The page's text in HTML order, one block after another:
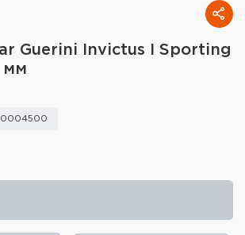
ношения
Guerini Invictus I Sporting
мм